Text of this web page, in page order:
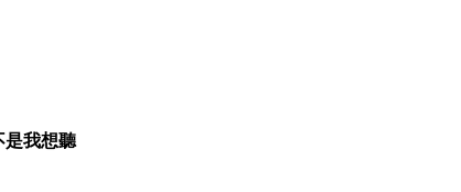
是我想聽